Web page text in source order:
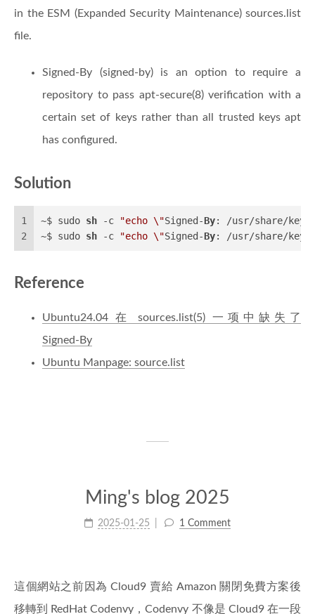
in the ESM (Expanded Security Maintenance) sources.list
file.
Signed-By (signed-by) is an option to require a
repository to pass apt-secure(8) verification with a
certain set of keys rather than all trusted keys apt
has configured.
Solution
1
2
~$ sudo sh -c "echo \"Signed-By: /usr/share/
~$ sudo sh -c "echo \"Signed-By: /usr/share/
Reference
Ubuntu24.04 在 sources.list(5) 一项中缺失了
Signed-By
Ubuntu Manpage: source.list
Ming's blog 2025
2025-01-25 1 Comment
這個網站之前因為 Cloud9 賣給 Amazon 關閉免費方案後
移轉到 RedHat Codenvy，Codenvy 不像是 Cloud9 在一段